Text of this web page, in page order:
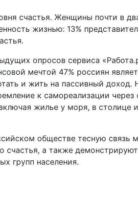
счастья. Женщины почти в
жизнью: 13%
опросов сервиса
мечтой 47% россиян
и жить на пассивный доход.
к самореализации через
жилье у моря, в столице
обществе тесную связь
а также
групп населения.